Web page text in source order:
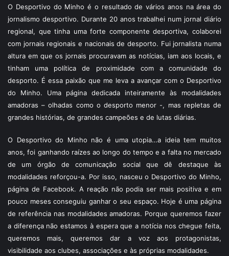
O Desportivo do Minho é o resultado de vários anos na área do
jornalismo desportivo. Durante 20 anos trabalhei num jornal diário
regional, que tinha uma forte componente desportiva, colaborei
com jornais regionais e nacionais de desporto. Fui jornalista numa
altura em que os jornais procuravam as notícias, iam aos locais, e
tinham uma política de proximidade com a comunidade do
desporto. É essa paixão que me leva a avançar com o Desportivo
do Minho. Uma página dedicada inteiramente às modalidades
amadoras – olhadas como o desporto menor -, mas repletas de
grandes histórias, de grandes campeões e de lutas diárias.
O Desportivo do Minho não é uma utopia…a ideia tem muitos
anos, foi ganhando raízes ao longo do tempo e a falta no mercado
de um órgão de comunicação social que dê destaque às
modalidades reforçou-a. Por isso, nasceu o Desportivo do Minho,
página de Facebook. A reação não podia ser mais positiva e em
pouco meses conseguiu ganhar o seu espaço. Hoje é uma página
de referência nas modalidades amadoras. Porque queremos fazer
a diferença não estamos à espera que a notícia nos chegue feita,
queremos mais, queremos dar a voz aos protagonistas,
visibilidade aos clubes, associações e às próprias modalidades.